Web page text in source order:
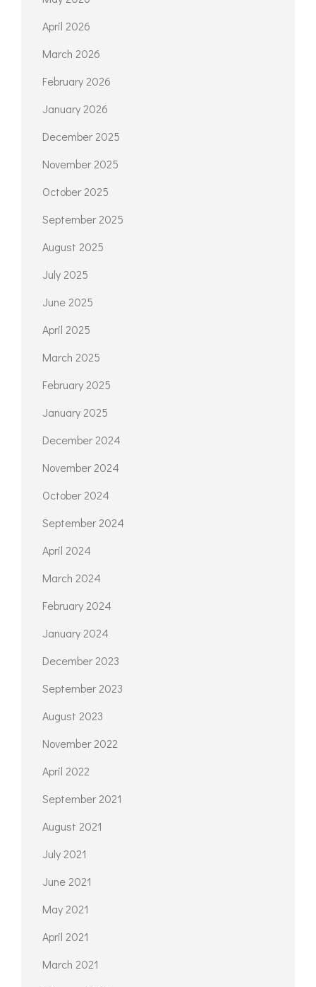
February 2026
January 2026
December 2025
November 2025
October 2025
September 2025
August 2025
July 2025
June 2025
April 2025
March 2025
February 2025
January 2025
December 2024
November 2024
October 2024
September 2024
April 2024
March 2024
February 2024
January 2024
December 2023
September 2023
August 2023
November 2022
April 2022
September 2021
August 2021
July 2021
June 2021
May 2021
April 2021
March 2021
February 2021
January 2021